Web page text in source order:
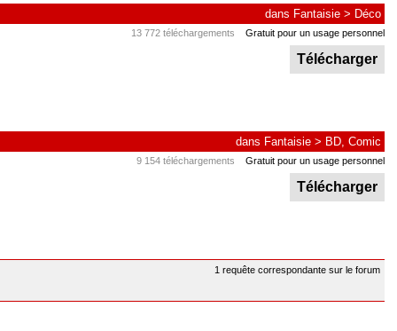
dans Fantaisie > Déco
13 772 téléchargements Gratuit pour un usage personnel
Télécharger
dans Fantaisie > BD, Comic
9 154 téléchargements Gratuit pour un usage personnel
Télécharger
1 requête correspondante sur le forum